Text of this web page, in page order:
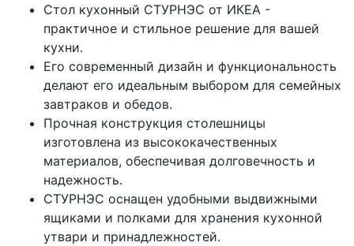
Стол кухонный СТУРНЭС от ИКЕА -
практичное и стильное решение для вашей
кухни.
Его современный дизайн и функциональность
делают его идеальным выбором для семейных
завтраков и обедов.
Прочная конструкция столешницы
изготовлена из высококачественных
материалов, обеспечивая долговечность и
надежность.
СТУРНЭС оснащен удобными выдвижными
ящиками и полками для хранения кухонной
утвари и принадлежностей.